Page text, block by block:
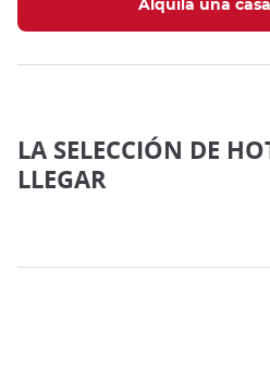
Alquila una
LA SELECCIÓN DE
LLEGAR